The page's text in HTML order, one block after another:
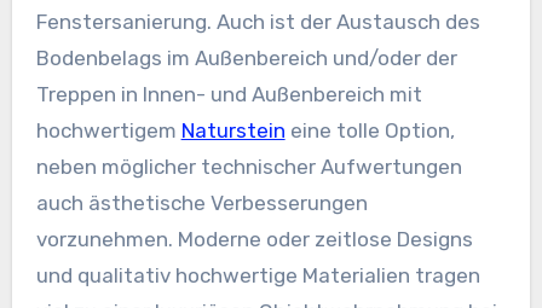
Fenstersanierung. Auch ist der Austausch des
Bodenbelags im Außenbereich und/oder der
Treppen in Innen- und Außenbereich mit
hochwertigem Naturstein eine tolle Option,
neben möglicher technischer Aufwertungen
auch ästhetische Verbesserungen
vorzunehmen. Moderne oder zeitlose Designs
und qualitativ hochwertige Materialien tragen